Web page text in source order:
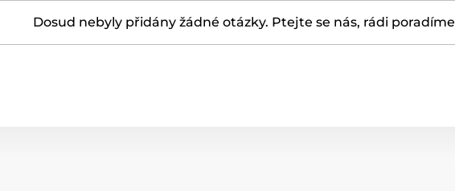
Dosud nebyly přidány žádné otázky. Ptejte se nás, rádi poradíme